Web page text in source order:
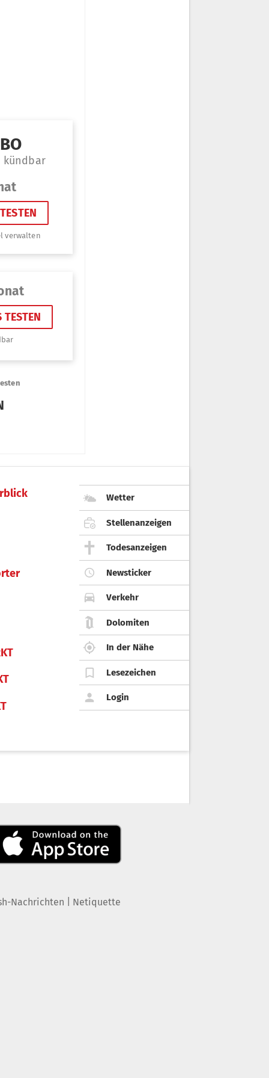
Wetter
Stellenanzeigen
Todesanzeigen
Newsticker
Verkehr
Dolomiten
In der Nähe
Lesezeichen
Login
Nachrichten Netiquette